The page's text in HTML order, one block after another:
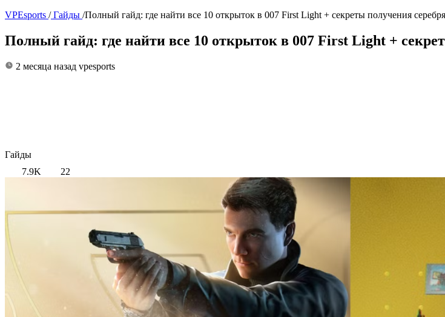
VPEsports / Гайды /Полный гайд: где найти все 10 открыток в 007 First Light + секреты получения
Полный гайд: где найти все 10 открыток в 007 First Light +
2 месяца назад vpesports
Гайды
7.9K
22